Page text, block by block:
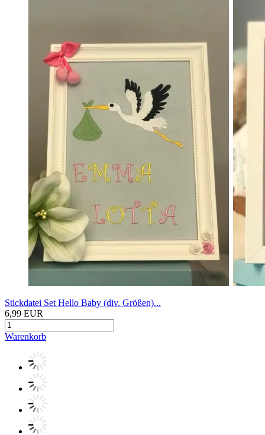
Stickdatei Set Hello Baby (div. Größen)...
6,99 EUR
Warenkorb